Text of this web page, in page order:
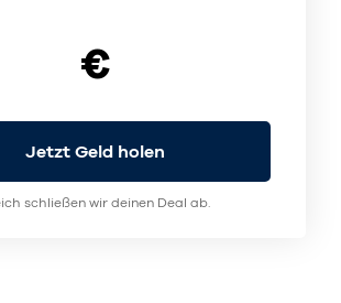
€
Jetzt Geld holen
schließen wir deinen Deal ab.